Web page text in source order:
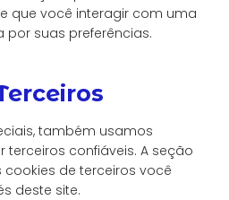
que você interagir com uma
suas preferências.
também usamos
terceiros confiáveis. A seção
de terceiros você
deste site.